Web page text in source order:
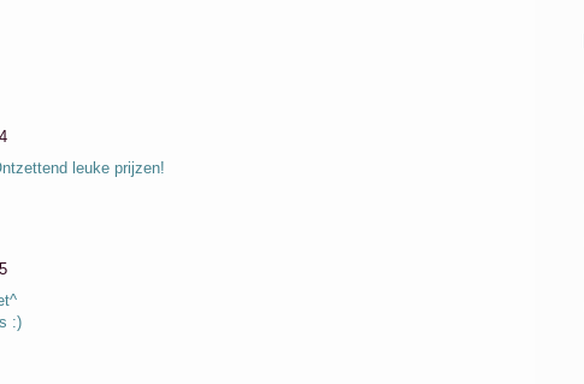
leuke prijzen!
:)